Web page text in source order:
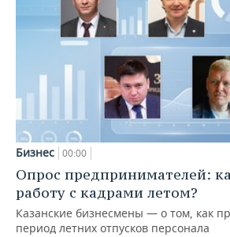
Бизнес 00:00
Опрос предпринимателей:
работу с кадрами летом?
Казанские бизнесмены — о том, как
период летних отпусков персонала